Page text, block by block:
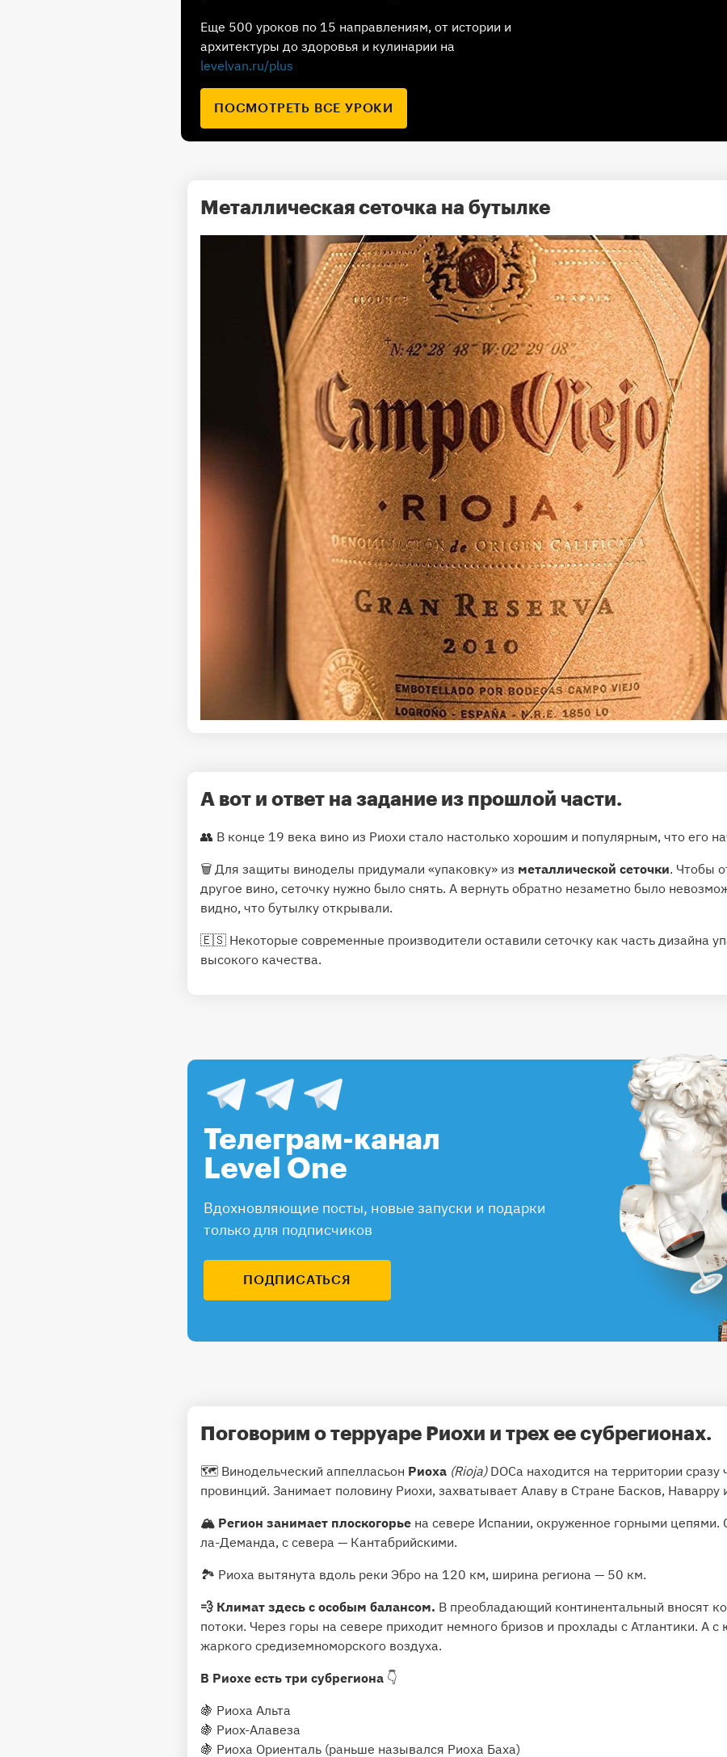
Еще 500 уроков по 15 направлениям, от истории и
архитектуры до здоровья и кулинарии на
levelvan.ru/plus
ПОСМОТРЕТЬ ВСЕ УРОКИ
Металлическая сеточка на бутылке
А вот и ответ на задание из прошлой части.
👥 В конце 19 века вино из Риохи стало настолько хорошим и популярным, что его
🗑 Для защиты виноделы придумали «упаковку» из металлической сеточки. Чтобы
другое вино, сеточку нужно было снять. А вернуть обратно незаметно было
видно, что бутылку открывали.
🇪🇸 Некоторые современные производители оставили сеточку как часть дизайна
высокого качества.
Телеграм-канал
Level One
Вдохновляющие посты, новые запуски и подарки
только для подписчиков
ПОДПИСАТЬСЯ
Поговорим о терруаре Риохи и трех ее субрегионах.
🗺 Винодельческий аппелласьон Риоха (Rioja)DOCa находится на территории сразу
провинций. Занимает половину Риохи, захватывает Алаву в Стране Басков, Наварру
🏔 Регион занимает плоскогорье на севере Испании, окруженное горными цепями.
ла-Деманда, с севера — Кантабрийскими.
🏞 Риоха вытянута вдоль реки Эбро на 120 км, ширина региона — 50 км.
💨 Климат здесь с особым балансом. В преобладающий континентальный вносят
потоки. Через горы на севере приходит немного бризов и прохлады с Атлантики. А
жаркого средиземноморского воздуха.
В Риохе есть три субрегиона 👇
🍇 Риоха Альта
🍇 Риох-Алавеза
🍇 Риоха Ориенталь (раньше назывался Риоха Баха)